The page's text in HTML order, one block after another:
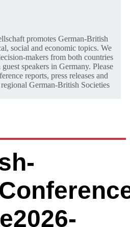
promotes German-British
social and economic topics. We
makers from both countries
speakers in Germany. Please
reports, press releases and
German-British Societies